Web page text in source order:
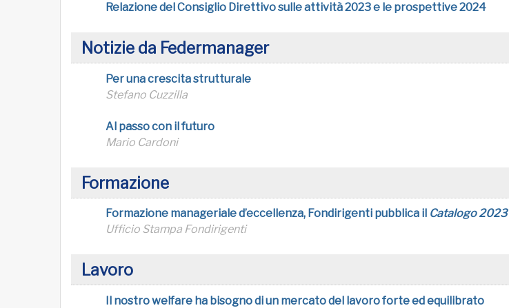
Relazione del Consiglio Direttivo sulle attività 2023 e le prospettive 2024
Notizie da Federmanager
Per una crescita strutturale
Stefano Cuzzilla
Al passo con il futuro
Mario Cardoni
Formazione
Formazione manageriale d’eccellenza, Fondirigenti pubblica il Catalogo 2023
Ufficio Stampa Fondirigenti
Lavoro
Il nostro welfare ha bisogno di un mercato del lavoro forte ed equilibrato